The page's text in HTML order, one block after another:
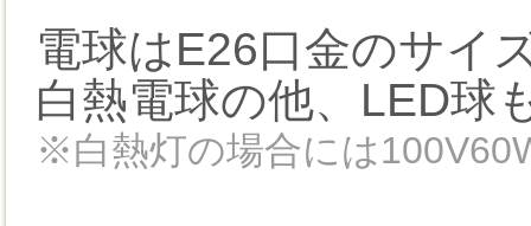
電球はE26口金のサイ
白熱電球の他、LED球
※白熱灯の場合には